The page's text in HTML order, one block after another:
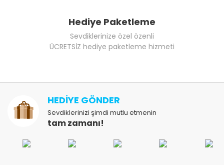
Hediye Paketleme
Sevdiklerinize özel özenli
ÜCRETSİZ hediye paketleme hizmeti
HEDİYE GÖNDER
Sevdiklerinizi şimdi mutlu etmenin
tam zamanı!